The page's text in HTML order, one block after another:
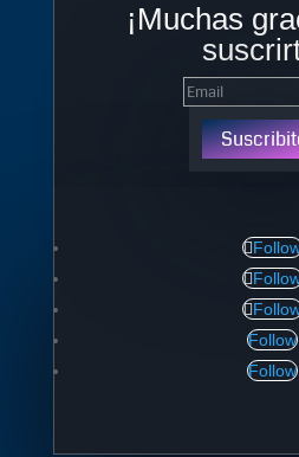
¡Muchas
Follow
Follow